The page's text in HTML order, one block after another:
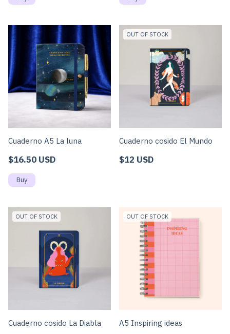
Cuaderno A5 La luna
$16.50 USD
OUT OF STOCK
Cuaderno cosido El Mundo
$12 USD
OUT OF STOCK
Cuaderno cosido La Diabla
OUT OF STOCK
A5 Inspiring ideas